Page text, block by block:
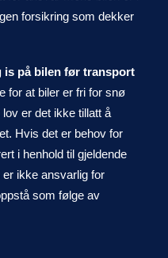
forsikring som dekker
is på bilen før transport
for at biler er fri for snø
er det ikke tillatt å
Hvis det er behov for
i henhold til gjeldende
ikke ansvarlig for
som følge av